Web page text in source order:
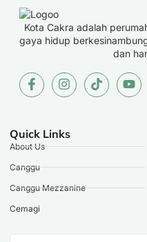
Kota Cakra adalah
gaya hidup
dan
Quick Links
About Us
Canggu
Canggu Mezzanine
Cemagi